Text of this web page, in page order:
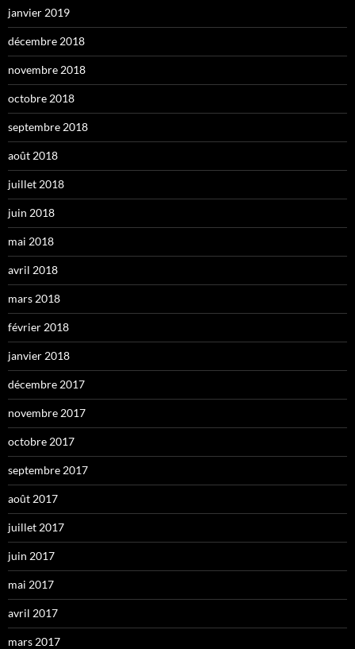
janvier 2019
décembre 2018
novembre 2018
octobre 2018
septembre 2018
août 2018
juillet 2018
juin 2018
mai 2018
avril 2018
mars 2018
février 2018
janvier 2018
décembre 2017
novembre 2017
octobre 2017
septembre 2017
août 2017
juillet 2017
juin 2017
mai 2017
avril 2017
mars 2017